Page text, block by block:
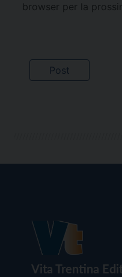
browser per la
Vita Trentina